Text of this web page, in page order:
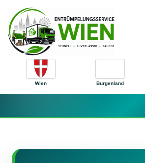
Zum Inhalt springen
Wien Burgenland